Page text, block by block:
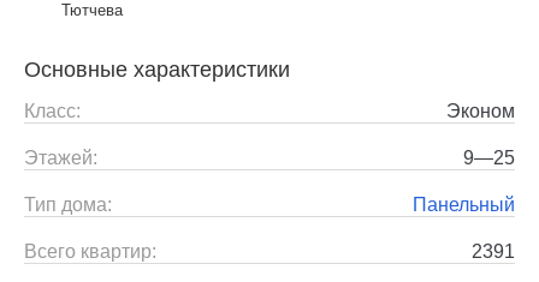
Тютчева
Основные характеристики
Класс: Эконом
Этажей: 9—25
Тип дома: Панельный
Всего квартир: 2391